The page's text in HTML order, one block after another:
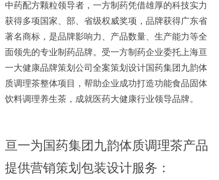
中药配方颗粒领导者，一方制药凭借雄厚的科技实力
获得多项国家、部、省级权威奖项，品牌获得广东省
著名商标，是品牌影响力、产品数量、生产能力等全
面领先的专业制药品牌。受一方制药企业委托上海亘
一大健康品牌策划公司全案策划设计国药集团九韵体
质调理茶整体项目，帮助企业成功打造功能食品固体
饮料调理养生茶，成就医药大健康行业领导品牌。
亘一为国药集团九韵体质调理茶产品
提供营销策划包装设计服务：